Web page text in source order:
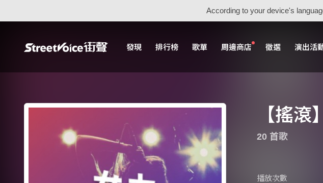
According to your device's
發現 排行榜 歌單 周邊商店 徵選 演出活
【搖
20 首歌
播放次數